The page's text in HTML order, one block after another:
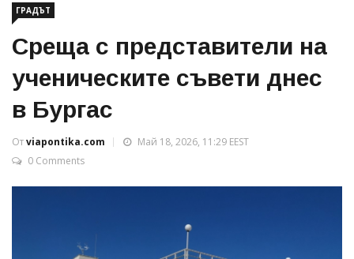
ГРАДЪТ
Среща с представители на
ученическите съвети днес
в Бургас
Отviapontika.com
Май 18, 2026, 11:29 EEST
0 Comments